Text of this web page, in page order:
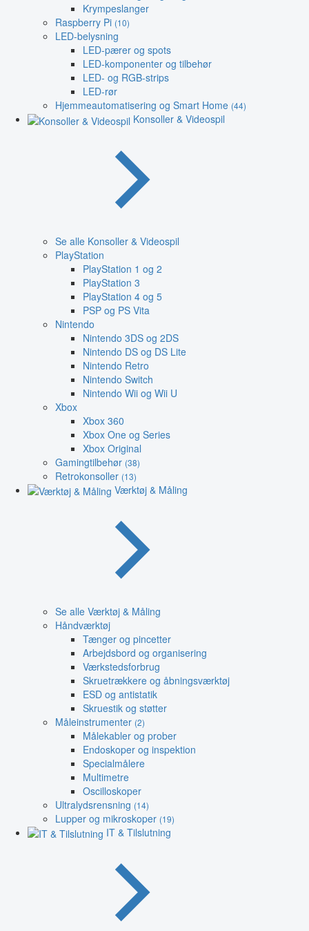
Krympeslanger
Raspberry Pi (10)
LED-belysning
LED-pærer og spots
LED-komponenter og tilbehør
LED- og RGB-strips
LED-rør
Hjemmeautomatisering og Smart Home (44)
Konsoller & Videospil
Se alle Konsoller & Videospil
PlayStation
PlayStation 1 og 2
PlayStation 3
PlayStation 4 og 5
PSP og PS Vita
Nintendo
Nintendo 3DS og 2DS
Nintendo DS og DS Lite
Nintendo Retro
Nintendo Switch
Nintendo Wii og Wii U
Xbox
Xbox 360
Xbox One og Series
Xbox Original
Gamingtilbehør (38)
Retrokonsoller (13)
Værktøj & Måling
Se alle Værktøj & Måling
Håndværktøj
Tænger og pincetter
Arbejdsbord og organisering
Værkstedsforbrug
Skruetrækkere og åbningsværktøj
ESD og antistatik
Skruestik og støtter
Måleinstrumenter (2)
Målekabler og prober
Endoskoper og inspektion
Specialmålere
Multimetre
Oscilloskoper
Ultralydsrensning (14)
Lupper og mikroskoper (19)
IT & Tilslutning